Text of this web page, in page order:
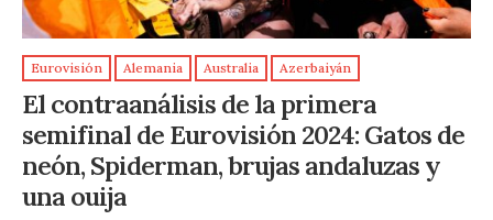
Eurovisión Alemania Australia Azerbaiyán
El contraanálisis de la primera
semifinal de Eurovisión 2024: Gatos de
neón, Spiderman, brujas andaluzas y
una ouija